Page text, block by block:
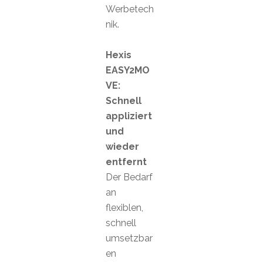
Werbetech
nik.
Hexis
EASY2MO
VE:
Schnell
appliziert
und
wieder
entfernt
Der Bedarf
an
flexiblen,
schnell
umsetzbar
en